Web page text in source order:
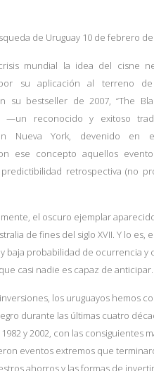
de Uruguay 10 de febrero de
mundial la idea del cisne
su aplicación al terreno
su bestseller de 2007, “The
—un reconocido y exitoso
Nueva York, devenido en
ese concepto aquellos
retrospectiva (no
el oscuro ejemplar
de fines del siglo XVII. Y lo es,
baja probabilidad de ocurrencia y
casi nadie es capaz de anticipar.
los uruguayos hemos
durante las últimas cuatro
y 2002, con las consiguientes
eventos extremos que
ahorros y las formas de